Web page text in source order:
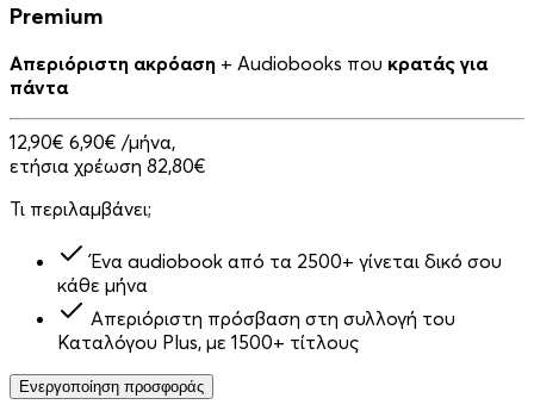
Premium
Απεριόριστη ακρόαση + Audiobooks που κρατάς για
πάντα
12,90€ 6,90€ /μήνα,
ετήσια χρέωση 82,80€
Τι περιλαμβάνει;
Ένα audiobook από τα 2500+ γίνεται δικό σου
κάθε μήνα
Απεριόριστη πρόσβαση στη συλλογή του
Καταλόγου Plus, με 1500+ τίτλους
Ενεργοποίηση προσφοράς